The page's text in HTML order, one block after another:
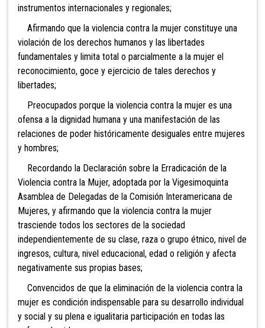
instrumentos internacionales y regionales;
Afirmando que la violencia contra la mujer constituye una
violación de los derechos humanos y las libertades
fundamentales y limita total o parcialmente a la mujer el
reconocimiento, goce y ejercicio de tales derechos y
libertades;
Preocupados porque la violencia contra la mujer es una
ofensa a la dignidad humana y una manifestación de las
relaciones de poder históricamente desiguales entre mujeres
y hombres;
Recordando la Declaración sobre la Erradicación de la
Violencia contra la Mujer, adoptada por la Vigesimoquinta
Asamblea de Delegadas de la Comisión Interamericana de
Mujeres, y afirmando que la violencia contra la mujer
trasciende todos los sectores de la sociedad
independientemente de su clase, raza o grupo étnico, nivel de
ingresos, cultura, nivel educacional, edad o religión y afecta
negativamente sus propias bases;
Convencidos de que la eliminación de la violencia contra la
mujer es condición indispensable para su desarrollo individual
y social y su plena e igualitaria participación en todas las